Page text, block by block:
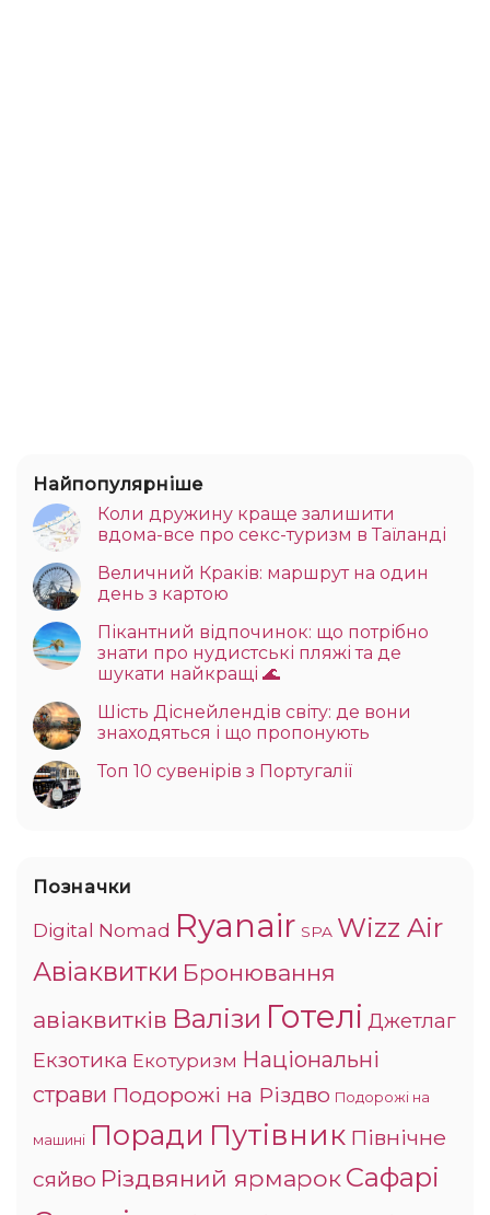
Найпопулярніше
Коли дружину краще залишити
вдома-все про секс-туризм в Таїланді
Величний Краків: маршрут на один
день з картою
Пікантний відпочинок: що потрібно
знати про нудистські пляжі та де
шукати найкращі 🌊
Шість Діснейлендів світу: де вони
знаходяться і що пропонують
Топ 10 сувенірів з Португалії
Позначки
Digital Nomad Ryanair SPA Wizz Air
Авіаквитки Бронювання
авіаквитків Валізи Готелі Джетлаг
Екзотика Екотуризм Національні
страви Подорожі на Різдво Подорожі на
машині Поради Путівник Північне
сяйво Різдвяний ярмарокСафарі